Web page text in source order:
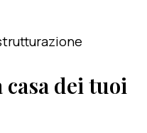
casa dei tuoi